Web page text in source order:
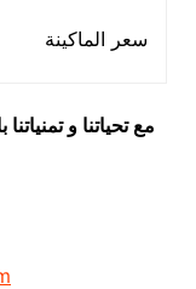
سعر الماكينة
مع تحياتنا و